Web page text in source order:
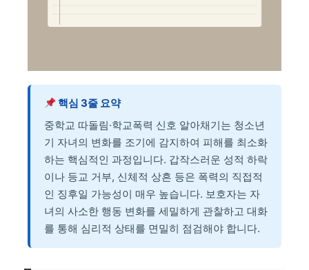
핵심 3줄 요약
중학교 따돌림·학교폭력 신호 알아채기는 청소년
기 자녀의 변화를 조기에 감지하여 피해를 최소화
하는 핵심적인 과정입니다. 갑작스러운 성적 하락
이나 등교 거부, 신체적 상흔 등은 폭력의 직접적
인 징후일 가능성이 매우 높습니다. 보호자는 자
녀의 사소한 행동 변화를 세밀하게 관찰하고 대화
를 통해 심리적 상태를 면밀히 점검해야 합니다.